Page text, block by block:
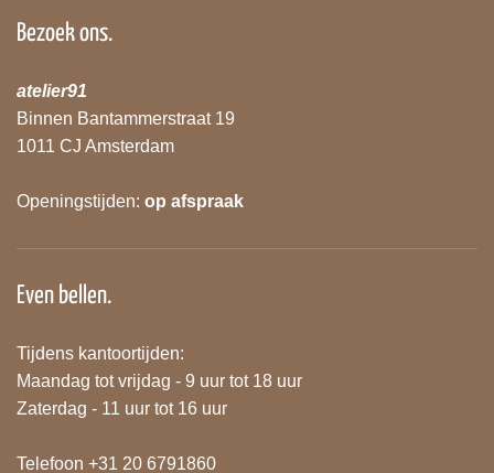
Bezoek ons.
atelier91
Binnen Bantammerstraat 19
1011 CJ Amsterdam
Openingstijden: op afspraak
Even bellen.
Tijdens kantoortijden:
Maandag tot vrijdag - 9 uur tot 18 uur
Zaterdag - 11 uur tot 16 uur
Telefoon +31 20 6791860